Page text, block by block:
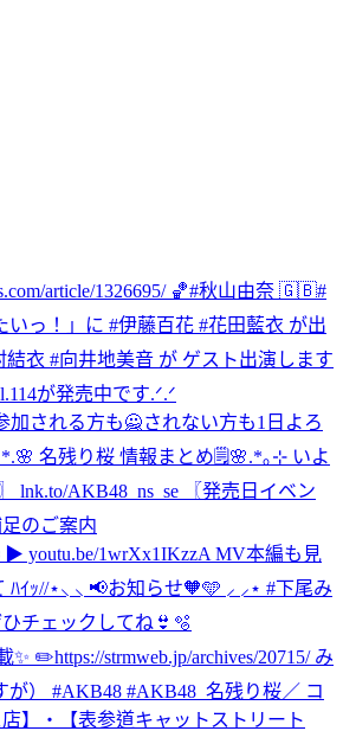
article/1326695/ 🏀#秋山由奈 🇬🇧#
っ！」に #伊藤百花 #花田藍衣 が出
衣 #向井地美音 が ゲスト出演します
が発売中です.ᐟ.ᐟ
される方も🙅されない方も1日よろ
名残り桜 情報まとめ🗒️🌸.*｡⊹ いよ
lnk.to/AKB48_ns_se 〖発売日イベン
のご案内
youtu.be/1wrXx1IKzzA MV本編も見
ﾊｲｯ//⋆⸜ ⸜ 📢お知らせ🧡🩵 ⸝‍ ⸝‍⋆ #下尾み
チェックしてね👙🫧
✏️https://strmweb.jp/archives/20715/ み
） #AKB48 #AKB48_名残り桜／ コ
】・【表参道キャットストリート